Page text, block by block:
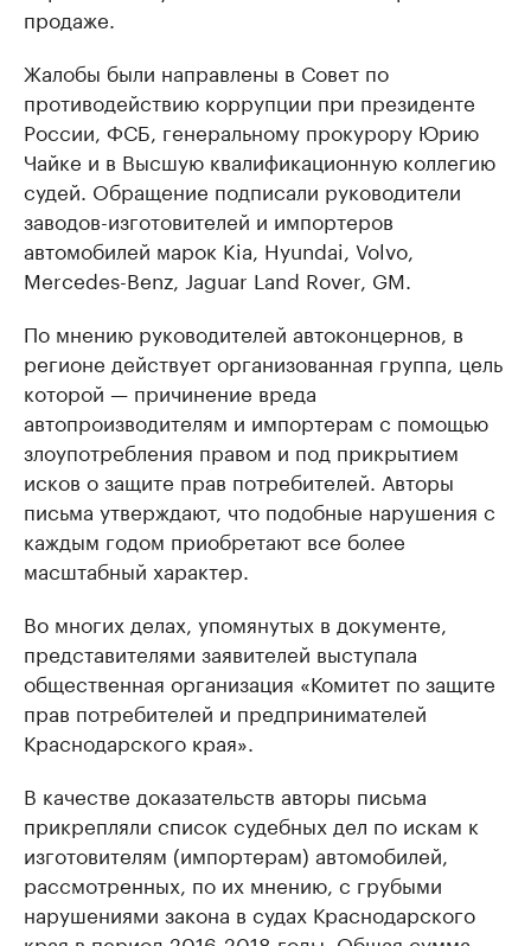
продаже.
Жалобы были направлены в Совет по
противодействию коррупции при президенте
России, ФСБ, генеральному прокурору Юрию
Чайке и в Высшую квалификационную коллегию
судей. Обращение подписали руководители
заводов-изготовителей и импортеров
автомобилей марок Kia, Hyundai, Volvo,
Mercedes-Benz, Jaguar Land Rover, GM.
По мнению руководителей автоконцернов, в
регионе действует организованная группа, цель
которой — причинение вреда
автопроизводителям и импортерам с помощью
злоупотребления правом и под прикрытием
исков о защите прав потребителей. Авторы
письма утверждают, что подобные нарушения с
каждым годом приобретают все более
масштабный характер.
Во многих делах, упомянутых в документе,
представителями заявителей выступала
общественная организация «Комитет по защите
прав потребителей и предпринимателей
Краснодарского края».
В качестве доказательств авторы письма
прикрепляли список судебных дел по искам к
изготовителям (импортерам) автомобилей,
рассмотренных, по их мнению, с грубыми
нарушениями закона в судах Краснодарского